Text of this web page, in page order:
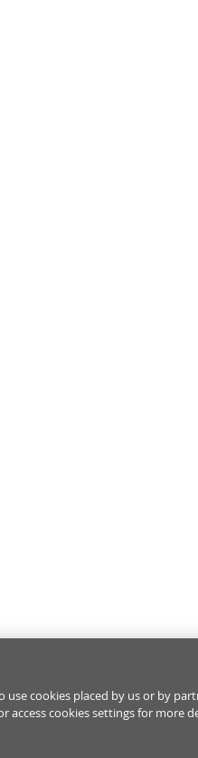
use cookies placed by us or by
access cookies settings for more